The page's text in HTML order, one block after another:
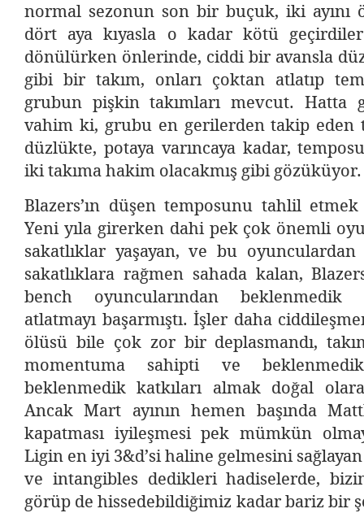
normal sezonun son bir buçuk, iki ayını
dört aya kıyasla o kadar kötü
dönülürken önlerinde, ciddi bir avansla
gibi bir takım, onları çoktan atlatıp
grubun pişkin takımları mevcut. Hatta
vahim ki, grubu en gerilerden takip eden
düzlükte, potaya varıncaya kadar,
iki takıma hakim olacakmış gibi gözüküyor.
Blazers’ın düşen temposunu tahlil
Yeni yıla girerken dahi pek çok önemli
sakatlıklar yaşayan, ve bu oyunculardan
sakatlıklara rağmen sahada kalan,
bench oyuncularından beklenmedik
atlatmayı başarmıştı. İşler daha
ölüsü bile çok zor bir deplasmandı,
momentuma sahipti ve
beklenmedik katkıları almak doğal
Ancak Mart ayının hemen başında
kapatması iyileşmesi pek mümkün
Ligin en iyi 3&d’si haline gelmesini
ve intangibles dedikleri hadiselerde,
görüp de hissedebildiğimiz kadar bariz bir